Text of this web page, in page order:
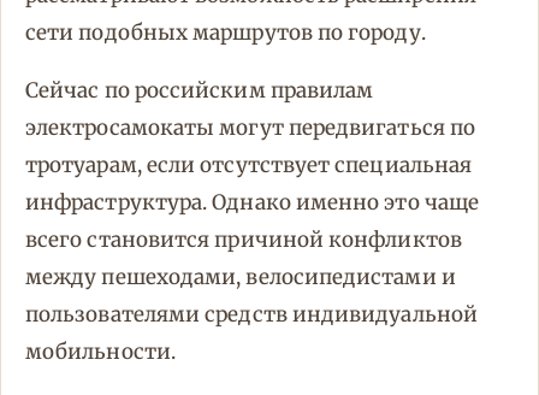
сети подобных маршрутов по городу.
Сейчас по российским правилам
электросамокаты могут передвигаться по
тротуарам, если отсутствует специальная
инфраструктура. Однако именно это чаще
всего становится причиной конфликтов
между пешеходами, велосипедистами и
пользователями средств индивидуальной
мобильности.